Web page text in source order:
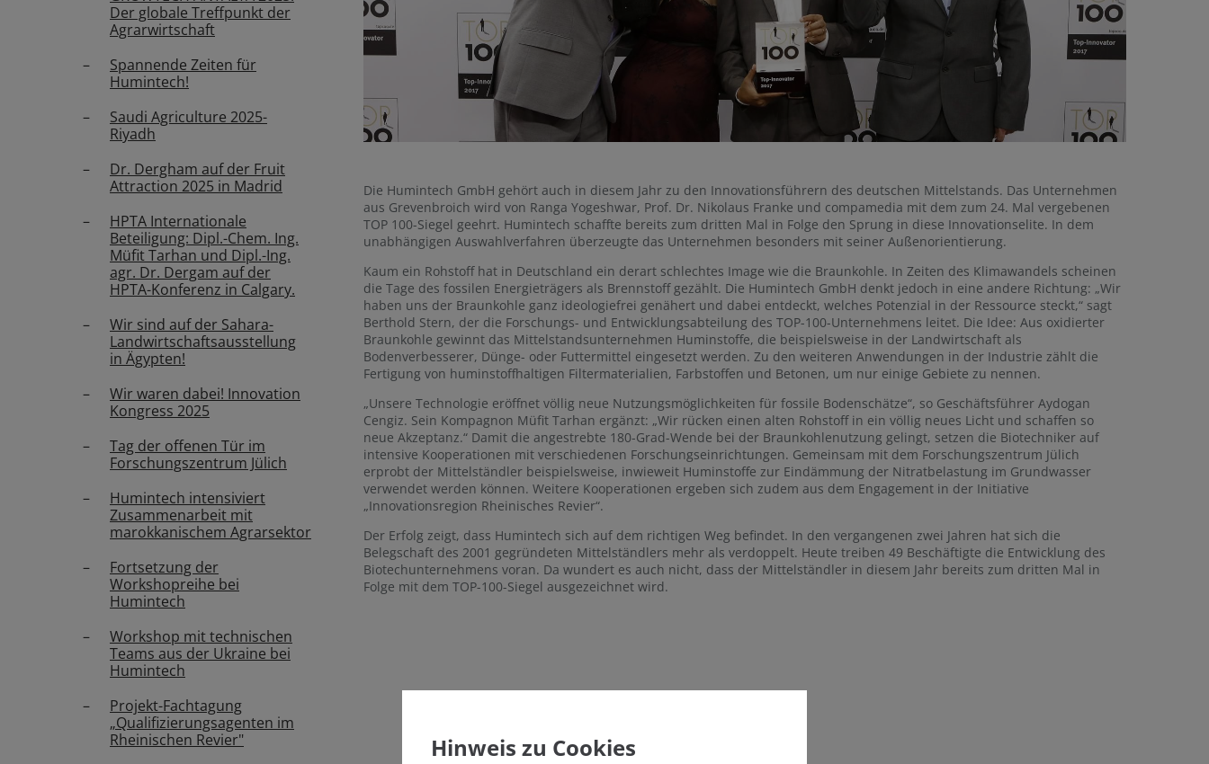
Der globale Treffpunkt der
Agrarwirtschaft
Spannende Zeiten für
Humintech!
Saudi Agriculture 2025-
Riyadh
Dr. Dergham auf der Fruit
Attraction 2025 in Madrid
HPTA Internationale
Beteiligung: Dipl.-Chem. Ing.
Müfit Tarhan und Dipl.-Ing.
agr. Dr. Dergam auf der
HPTA-Konferenz in Calgary.
Wir sind auf der Sahara-
Landwirtschaftsausstellung
in Ägypten!
Wir waren dabei! Innovation
Kongress 2025
Tag der offenen Tür im
Forschungszentrum Jülich
Humintech intensiviert
Zusammenarbeit mit
marokkanischem Agrarsektor
Fortsetzung der
Workshopreihe bei
Humintech
Workshop mit technischen
Teams aus der Ukraine bei
Humintech
Projekt-Fachtagung
„Qualifizierungsagenten im
Rheinischen Revier"
Die Humintech GmbH gehört auch in diesem Jahr zu den Innovationsführern des deutschen Mittelstands. Das Unternehmen
aus Grevenbroich wird von Ranga Yogeshwar, Prof. Dr. Nikolaus Franke und compamedia mit dem zum 24. Mal vergebenen
TOP 100-Siegel geehrt. Humintech schaffte bereits zum dritten Mal in Folge den Sprung in diese Innovationselite. In dem
unabhängigen Auswahlverfahren überzeugte das Unternehmen besonders mit seiner Außenorientierung.
Kaum ein Rohstoff hat in Deutschland ein derart schlechtes Image wie die Braunkohle. In Zeiten des Klimawandels scheinen
die Tage des fossilen Energieträgers als Brennstoff gezählt. Die Humintech GmbH denkt jedoch in eine andere Richtung: „Wir
haben uns der Braunkohle ganz ideologiefrei genähert und dabei entdeckt, welches Potenzial in der Ressource steckt,“ sagt
Berthold Stern, der die Forschungs- und Entwicklungsabteilung des TOP-100-Unternehmens leitet. Die Idee: Aus oxidierter
Braunkohle gewinnt das Mittelstandsunternehmen Huminstoffe, die beispielsweise in der Landwirtschaft als
Bodenverbesserer, Dünge- oder Futtermittel eingesetzt werden. Zu den weiteren Anwendungen in der Industrie zählt die
Fertigung von huminstoffhaltigen Filtermaterialien, Farbstoffen und Betonen, um nur einige Gebiete zu nennen.
„Unsere Technologie eröffnet völlig neue Nutzungsmöglichkeiten für fossile Bodenschätze“, so Geschäftsführer Aydogan
Cengiz. Sein Kompagnon Müfit Tarhan ergänzt: „Wir rücken einen alten Rohstoff in ein völlig neues Licht und schaffen so
neue Akzeptanz.“ Damit die angestrebte 180-Grad-Wende bei der Braunkohlenutzung gelingt, setzen die Biotechniker auf
intensive Kooperationen mit verschiedenen Forschungseinrichtungen. Gemeinsam mit dem Forschungszentrum Jülich
erprobt der Mittelständler beispielsweise, inwieweit Huminstoffe zur Eindämmung der Nitratbelastung im Grundwasser
verwendet werden können. Weitere Kooperationen ergeben sich zudem aus dem Engagement in der Initiative
„Innovationsregion Rheinisches Revier“.
Der Erfolg zeigt, dass Humintech sich auf dem richtigen Weg befindet. In den vergangenen zwei Jahren hat sich die
Belegschaft des 2001 gegründeten Mittelständlers mehr als verdoppelt. Heute treiben 49 Beschäftigte die Entwicklung des
Biotechunternehmens voran. Da wundert es auch nicht, dass der Mittelständler in diesem Jahr bereits zum dritten Mal in
Folge mit dem TOP-100-Siegel ausgezeichnet wird.
Hinweis zu Cookies